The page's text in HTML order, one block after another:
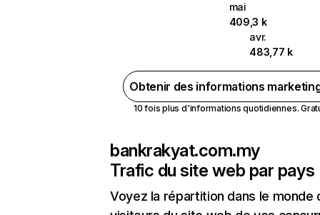
mai
409,3 k
avr.
483,77 k
Obtenir des informations
10 fois plus d'informations quotidiennes.
bankrakyat.com.my
Trafic du site web par pays
Voyez la répartition dans le monde